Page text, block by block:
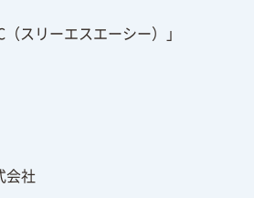
（スリーエスエーシー）」
会社